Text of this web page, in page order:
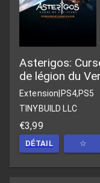
Asterigos:
de légion du
Extension PS4,PS5
TINYBUILD LLC
€3,99
DÉTAIL ☆